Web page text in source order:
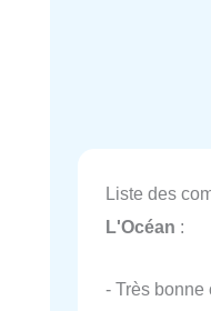
Liste des
L'Océan :
- Très bonne